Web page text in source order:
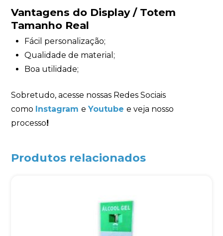
Vantagens do Display / Totem
Tamanho Real
Fácil personalização;
Qualidade de material;
Boa utilidade;
Sobretudo, acesse nossas Redes Sociais
como Instagram eYoutube e veja nosso
processo!
Produtos relacionados